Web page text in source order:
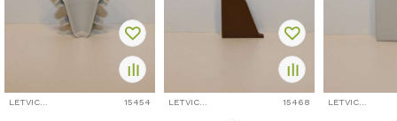
15454 15468